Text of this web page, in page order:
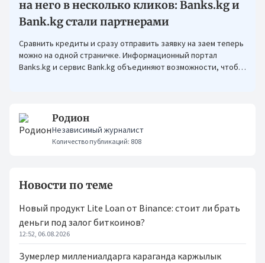
на него в несколько кликов: Banks.kg и
Bank.kg стали партнерами
Сравнить кредиты и сразу отправить заявку на заем теперь
можно на одной страничке. Информационный портал
Banks.kg и сервис Bank.kg объединяют возможности, чтобы
Родион
Независимый журналист
Количество публикаций: 808
Новости по теме
Новый продукт Lite Loan от Binance: стоит ли брать
деньги под залог биткоинов?
12:52, 06.08.2026
Зумерлер миллениалдарга караганда каржылык